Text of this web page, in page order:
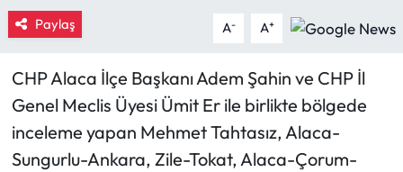
Paylaş A- A+
CHP Alaca İlçe Başkanı Adem Şahin ve CHP İl
Genel Meclis Üyesi Ümit Er ile birlikte bölgede
inceleme yapan Mehmet Tahtasız, Alaca-
Sungurlu-Ankara, Zile-Tokat, Alaca-Çorum-
Kültür Sanat
Magazin
Mecitözü Haberleri